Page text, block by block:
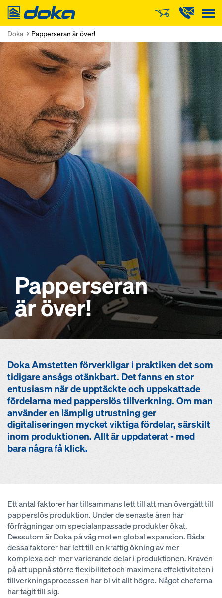
Doka
Doka Papperseran är över!
Papperseran
är över!
Doka Amstetten förverkligar i praktiken det som
tidigare ansågs otänkbart. Det fanns en stor
entusiasm när de upptäckte och uppskattade
fördelarna med papperslös tillverkning. Om man
använder en lämplig utrustning ger
digitaliseringen mycket viktiga fördelar, särskilt
inom produktionen. Allt är uppdaterat - med
bara några få klick.
Ett antal faktorer har tillsammans lett till att man övergått till
papperslös produktion. Under de senaste åren har
förfrågningar om specialanpassade produkter ökat.
Dessutom är Doka på väg mot en global expansion. Båda
dessa faktorer har lett till en kraftig ökning av mer
komplexa och mer varierande delar i produktionen. Kraven
på att uppnå större flexibilitet och maximera effektiviteten i
tillverkningsprocessen har blivit allt högre. Något cheferna
har tagit till sig.